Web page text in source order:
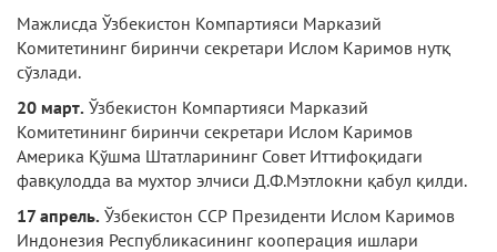
Мажлисда Ўзбекистон Компартияси Мар­казий
Комитетининг биринчи секретари Ислом Каримов нутқ
сўзлади.
20 март. Ўзбекистон Компартияси Марка­зий
Комитетининг биринчи секретари Ислом Каримов
Америка Қўшма Штатларининг Со­вет Иттифоқидаги
фавқулодда ва мухтор элчиси Д.Ф.Мэтлокни қабул қилди.
17 апрель. Ўзбекистон ССР Президенти Ислом Каримов
Индонезия Республикасининг кооперация ишлари